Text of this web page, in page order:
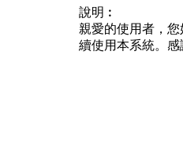
說明︰
親愛的使用者，
續使用本系統。感